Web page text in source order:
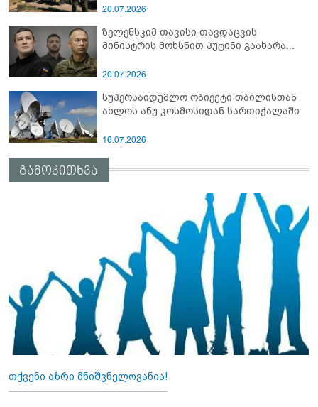
სამიტი კინაღამ ჩაუშლია
20.07.2026
ზელენსკიმ თავისი თავდაცვის
მინისტრის მოხსნით პუტინი გაახარა...
20.07.2026
სუპერსაიდუმლო ობიექტი თბილისთან
ახლოს ანუ კოსმოსიდან სართიჭალაში
16.07.2026
გამოკითხვა
თქვენი აზრი მნიშვნელოვანია!